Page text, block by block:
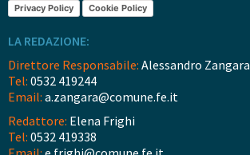
Privacy Policy Cookie Policy
LA REDAZIONE:
Direttore Responsabile: Alessandro Zangara
Tel: 0532 419244
Email: a.zangara@comune.fe.it
Redattore: Elena Frighi
Tel: 0532 419338